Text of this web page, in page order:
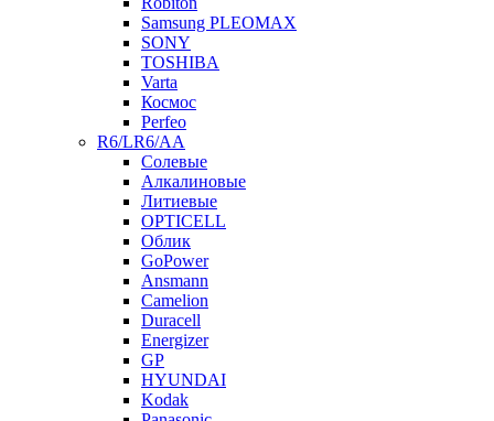
Samsung PLEOMAX
SONY
TOSHIBA
Varta
Космос
Perfeo
R6/LR6/AA
Солевые
Алкалиновые
Литиевые
OPTICELL
Облик
GoPower
Ansmann
Camelion
Duracell
Energizer
GP
HYUNDAI
Kodak